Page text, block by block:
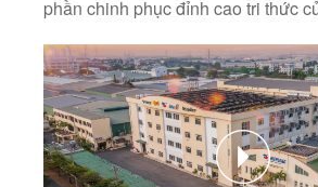
phần chinh phục đỉnh cao tri thức